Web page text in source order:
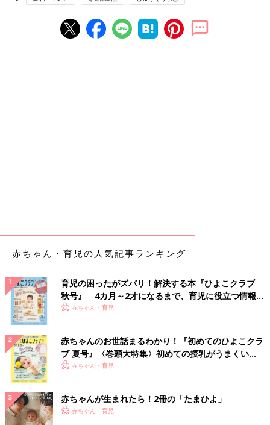
赤ちゃん・育児の人気記事ランキング
育児の困ったがズバリ！解決する本『ひよこクラブ
秋号』 4カ月～2才になるまで、育児に役立つ情報が
いっぱい！
赤ちゃん・育児
赤ちゃんのお世話まるわかり！『初めてのひよこクラ
ブ 夏号』〈巻頭大特集〉初めての授乳がうまくい
く！ おっぱい・ミルクの基本と夏のトラブル 解決テ
赤ちゃん・育児
赤ちゃんが生まれたら！2冊の「たまひよ」
赤ちゃん・育児